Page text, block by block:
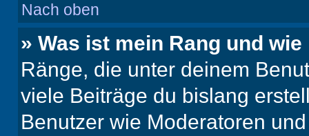
Nach oben
» Was ist mein Rang und
Ränge, die unter deinem
viele Beiträge du bislang
Benutzer wie Moderatoren